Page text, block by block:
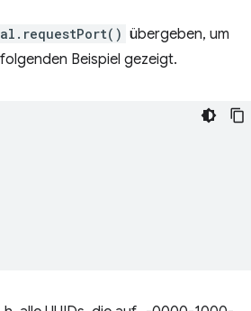
übergeben, um
Beispiel gezeigt.